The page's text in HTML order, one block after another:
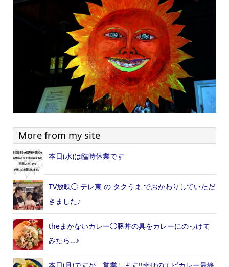
More from my site
本日(水)は臨時休業です
TV放映◯ テレ東 の タクうま でおかわりしていただ
きました♪
theまかないカレー◯豚丼の具をカレーにのっけて
みたら…♪